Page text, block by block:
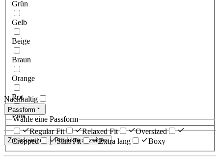
Grün
Gelb
Beige
Braun
Orange
Rot
Pink
Zurücksetzen Produkte anzeigen
Nachhaltig
Passform
Wähle eine Passform
Regular Fit
Relaxed Fit
Oversized
Cropped
Slim Fit Extra lang Boxy